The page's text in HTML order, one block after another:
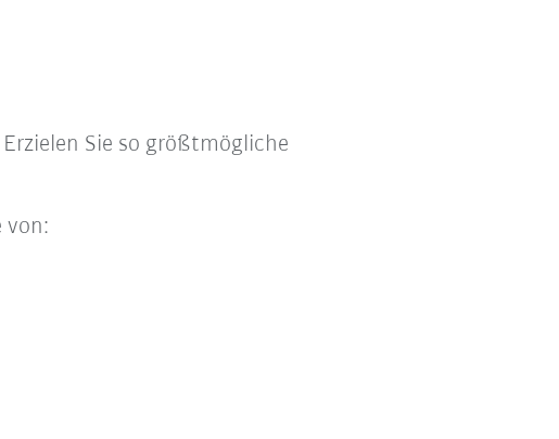
Sie so größtmögliche
von: